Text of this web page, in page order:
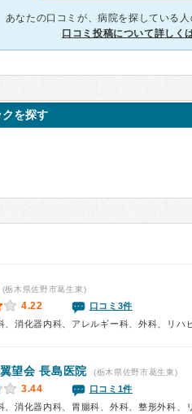
あなたの口コミが、病院を探している人
口コミ投稿について詳しく
を探す
(栃木県佐野市葛生東)
4.22
口コミ3件
、消化器内科、アレルギー科、外科、リハ
望会 長島医院 (栃木県佐野市葛生東)
3.44
口コミ1件